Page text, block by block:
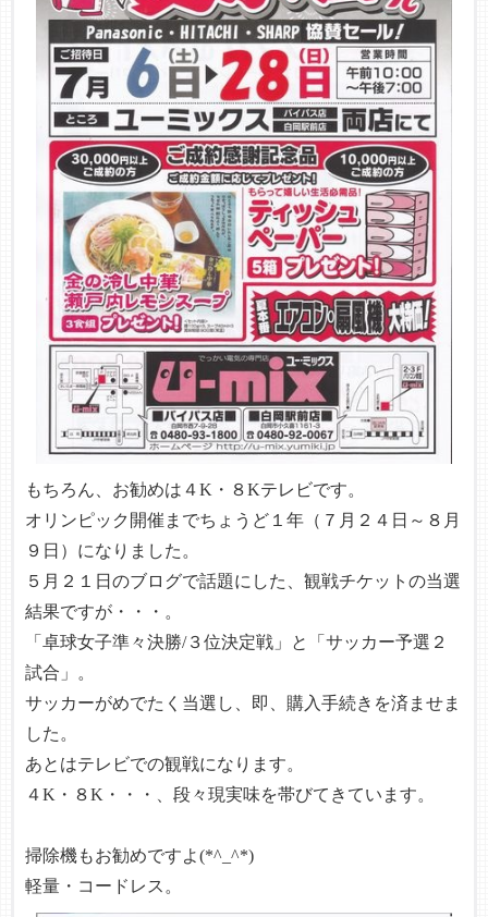
もちろん、お勧めは４K・８Kテレビです。
オリンピック開催までちょうど１年（７月２４日～８月
９日）になりました。
５月２１日のブログで話題にした、観戦チケットの当選
結果ですが・・・。
「卓球女子準々決勝/３位決定戦」と「サッカー予選２
試合」。
サッカーがめでたく当選し、即、購入手続きを済ませま
した。
あとはテレビでの観戦になります。
４K・８K・・・、段々現実味を帯びてきています。
掃除機もお勧めですよ(*^_^*)
軽量・コードレス。